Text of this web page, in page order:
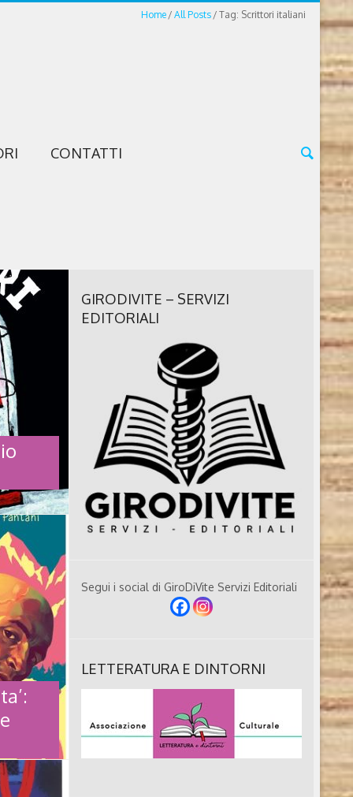
Home All Posts Tag: Scrittori italiani
CONTATTI
lavorato
Tiene
diverse
tra i
GIRODIVITE – SERVIZI
EDITORIALI
Segui i social di GiroDiVite Servizi Editoriali
LETTERATURA E DINTORNI